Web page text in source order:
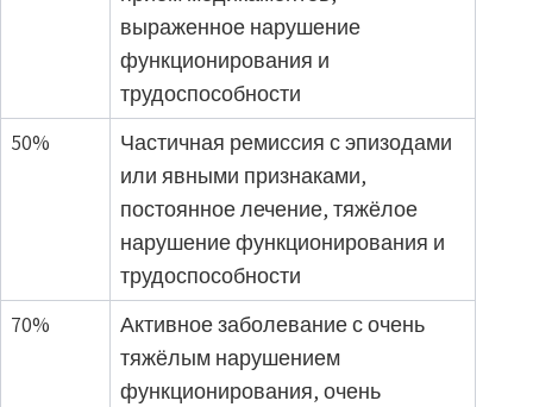
выраженное нарушение
функционирования и
трудоспособности
50%
Частичная ремиссия с эпизодами
или явными признаками,
постоянное лечение, тяжёлое
нарушение функционирования и
трудоспособности
70%
Активное заболевание с очень
тяжёлым нарушением
функционирования, очень